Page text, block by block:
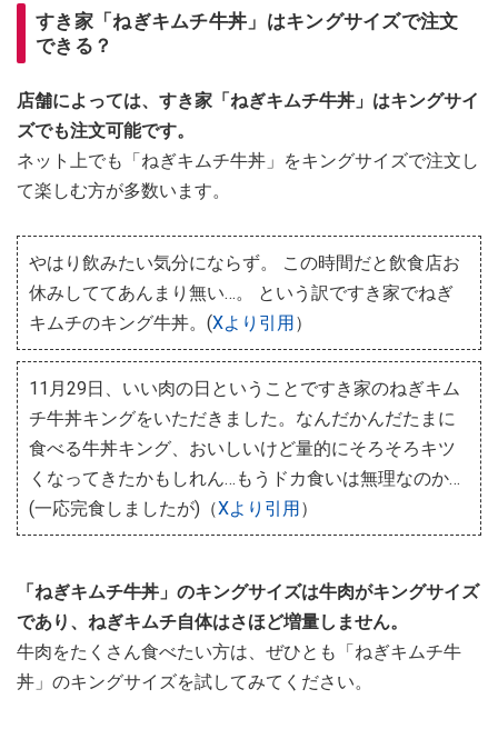
すき家「ねぎキムチ牛丼」はキングサイズで注文
できる？
店舗によっては、すき家「ねぎキムチ牛丼」はキングサイ
ズでも注文可能です。
ネット上でも「ねぎキムチ牛丼」をキングサイズで注文し
て楽しむ方が多数います。
やはり飲みたい気分にならず。 この時間だと飲食店お
休みしててあんまり無い…。 という訳ですき家でねぎ
キムチのキング牛丼。(Xより引用）
11月29日、いい肉の日ということですき家のねぎキム
チ牛丼キングをいただきました。なんだかんだたまに
食べる牛丼キング、おいしいけど量的にそろそろキツ
くなってきたかもしれん…もうドカ食いは無理なのか…
(一応完食しましたが)（Xより引用）
「ねぎキムチ牛丼」のキングサイズは牛肉がキングサイズ
であり、ねぎキムチ自体はさほど増量しません。
牛肉をたくさん食べたい方は、ぜひとも「ねぎキムチ牛
丼」のキングサイズを試してみてください。